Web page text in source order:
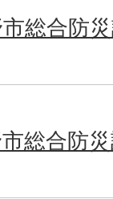
総合防
総合防